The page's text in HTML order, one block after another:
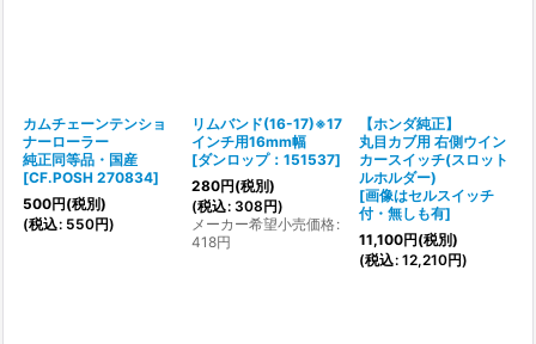
カムチェーンテンショ
ナーローラー
純正同等品・国産
[CF.POSH 270834]
500円(税別)
(税込: 550円)
リムバンド(16-17)※17
インチ用16mm幅
[ダンロップ：151537]
280円(税別)
(税込: 308円)
メーカー希望小売価格:
418円
【ホンダ純正】
丸目カブ用 右側ウイン
カースイッチ(スロット
ルホルダー)
[画像はセルスイッチ
付・無しも有]
11,100円(税別)
(税込: 12,210円)